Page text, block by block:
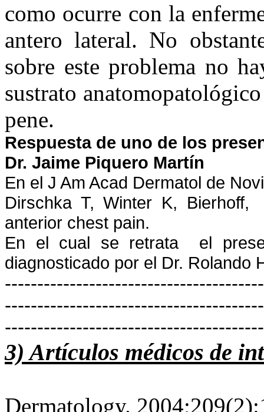
como ocurre con la
antero lateral. No
sobre este problema no
sustrato
pene.
Respuesta de uno de los
Dr. Jaime Piquero Martín
En el J Am Acad Dermatol de
Dirschka T, Winter K,
anterior chest pain.
En el cual se retrata el
diagnosticado por el Dr. Rolando
3) Artículos médicos de
Dermatology.